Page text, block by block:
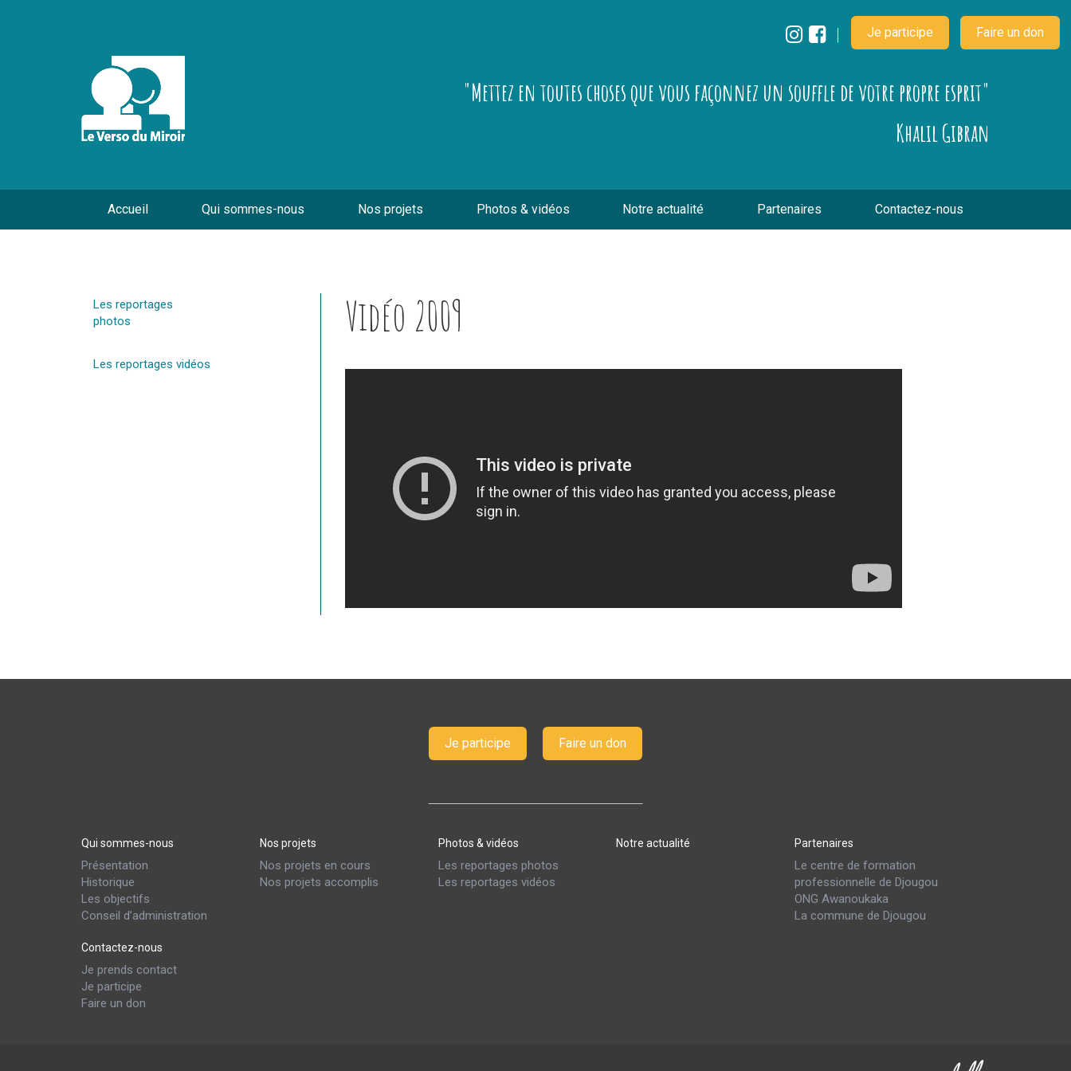
"Mettez en toutes choses que vous façonnez un souffle de votre propre esprit"
Khalil Gibran
Accueil Qui sommes-nous Nos projets Photos & vidéos Notre actualité Partenaires Contactez-nous
Je participe Faire un don
Les reportages
photos
Les reportages vidéos
Vidéo 2009
Je participe Faire un don
Qui sommes-nous
Présentation
Historique
Les objectifs
Conseil d’administration
Nos projets
Nos projets en cours
Nos projets accomplis
Photos & vidéos
Les reportages photos
Les reportages vidéos
Notre actualité Partenaires
Le centre de formation
professionnelle de Djougou
ONG Awanoukaka
La commune de Djougou
Contactez-nous
Je prends contact
Je participe
Faire un don